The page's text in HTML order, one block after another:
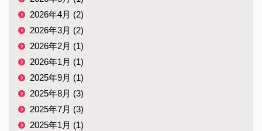
2026年4月 (2)
2026年3月 (2)
2026年2月 (1)
2026年1月 (1)
2025年9月 (1)
2025年8月 (3)
2025年7月 (3)
2025年1月 (1)